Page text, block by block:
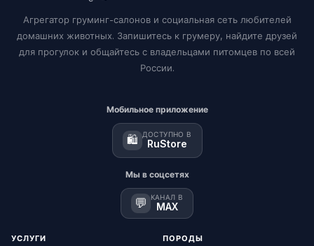
Агрегатор груминг-салонов и социальная сеть любителей
домашних животных. Запишитесь к грумеру, найдите друзей
для прогулок и общайтесь с владельцами питомцев по всей
России.
Мобильное приложение
🛍️ ДОСТУПНО В
RuStore
Мы в соцсетях
💬 КАНАЛ В
MAX
УСЛУГИ ПОРОДЫ